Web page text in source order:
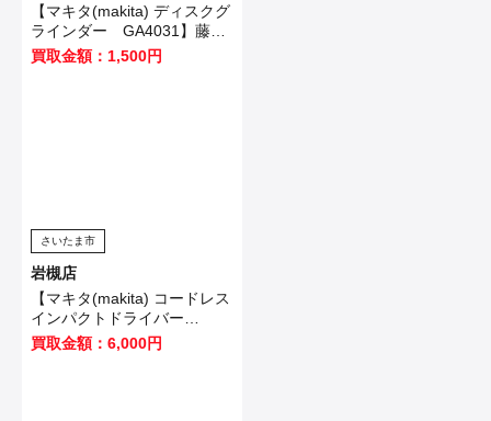
【マキタ(makita) ディスクグ
ラインダー GA4031】藤沢
市のお客様から買取させてい
ただきました！
買取金額：1,500円
さいたま市
岩槻店
【マキタ(makita) コードレス
インパクトドライバー
TD173DZO】坂戸市のお客
様から買取いたしました！
買取金額：6,000円